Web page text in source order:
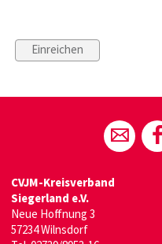
CVJM-Kreisverband
Siegerland e.V.
Neue Hoffnung 3
57234 Wilnsdorf